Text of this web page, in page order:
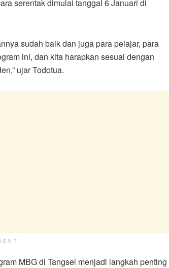
serentak dimulai tanggal 6 Januari di
sudah baik dan juga para pelajar, para
ini, dan kita harapkan sesuai dengan
ujar Todotua.
MBG di Tangsel menjadi langkah penting